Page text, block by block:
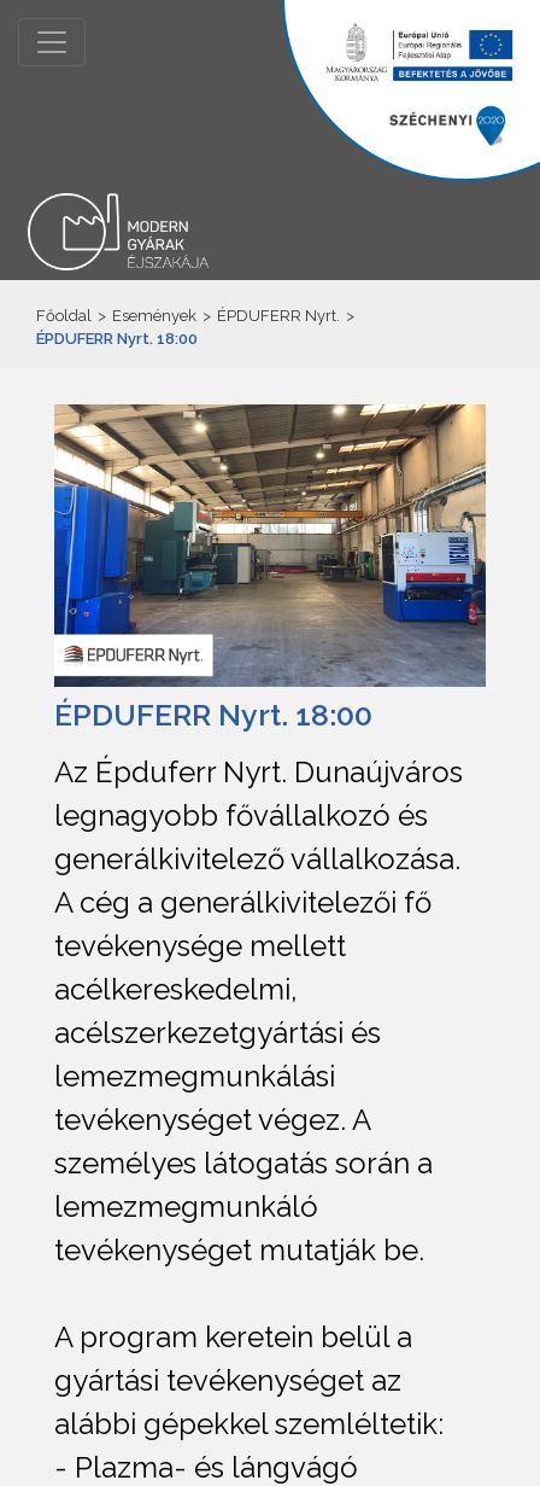
Főoldal > Események > ÉPDUFERR Nyrt. >
ÉPDUFERR Nyrt. 18:00
ÉPDUFERR Nyrt. 18:00
Az Épduferr Nyrt. Dunaújváros
legnagyobb fővállalkozó és
generálkivitelező vállalkozása.
A cég a generálkivitelezői fő
tevékenysége mellett
acélkereskedelmi,
acélszerkezetgyártási és
lemezmegmunkálási
tevékenységet végez. A
személyes látogatás során a
lemezmegmunkáló
tevékenységet mutatják be.
A program keretein belül a
gyártási tevékenységet az
alábbi gépekkel szemléltetik:
- Plazma- és lángvágó